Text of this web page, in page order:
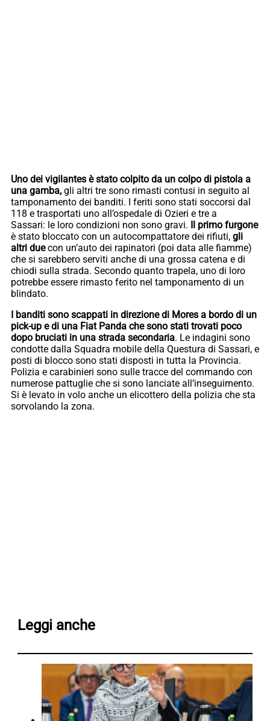
Uno dei vigilantes è stato colpito da un colpo di pistola a
una gamba, gli altri tre sono rimasti contusi in seguito al
tamponamento dei banditi. I feriti sono stati soccorsi dal
118 e trasportati uno all’ospedale di Ozieri e tre a
Sassari: le loro condizioni non sono gravi. Il primo furgone
è stato bloccato con un autocompattatore dei rifiuti, gli
altri duecon un’auto dei rapinatori (poi data alle fiamme)
che si sarebbero serviti anche di una grossa catena e di
chiodi sulla strada. Secondo quanto trapela, uno di loro
potrebbe essere rimasto ferito nel tamponamento di un
blindato.
I banditi sono scappati in direzione di Mores a bordo di un
pick-up e di una Fiat Panda che sono stati trovati poco
dopo bruciati in una strada secondaria. Le indagini sono
condotte dalla Squadra mobile della Questura di Sassari, e
posti di blocco sono stati disposti in tutta la Provincia.
Polizia e carabinieri sono sulle tracce del commando con
numerose pattuglie che si sono lanciate all’inseguimento.
Si è levato in volo anche un elicottero della polizia che sta
sorvolando la zona.
Leggi anche